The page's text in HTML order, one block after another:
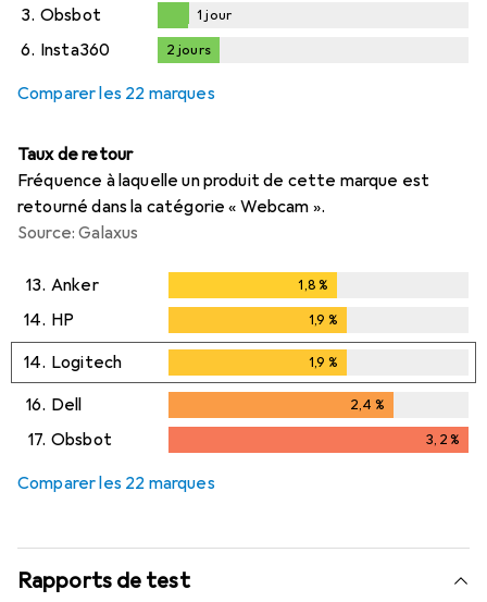
3. Obsbot
jour
1jour
6. Insta360 2jours
Comparer les 22 marques
Taux de retour
Fréquence à laquelle un produit de cette marque est
retourné dans la catégorie « Webcam ».
Source: Galaxus
13. Anker 1,8%
14. HP 1,9 %
14. Logitech 1,9 %
16. Dell 2,4 %
17. Obsbot 3,2%
Comparer les 22 marques
Rapports de test